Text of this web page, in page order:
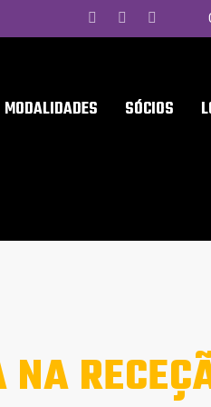
MODALIDADES SÓCIOS